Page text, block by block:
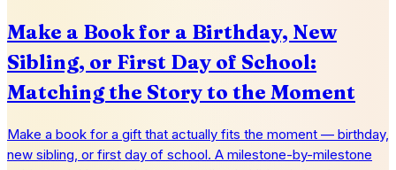
Make a Book for a Birthday, New
Sibling, or First Day of School:
Matching the Story to the Moment
Make a book for a gift that actually fits the moment — birthday,
new sibling, or first day of school. A milestone-by-milestone